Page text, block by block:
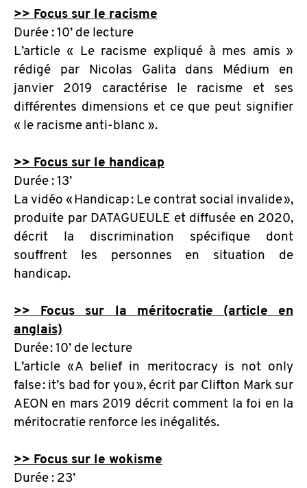
>> Focus sur le racisme
Durée : 10’ de lecture
L’article « Le racisme expliqué à mes amis »
rédigé par Nicolas Galita dans Médium en
janvier 2019 caractérise le racisme et ses
différentes dimensions et ce que peut signifier
« le racisme anti-blanc ».
>> Focus sur le handicap
Durée : 13’
La vidéo « Handicap : Le contrat social invalide »,
produite par DATAGUEULE et diffusée en 2020,
décrit la discrimination spécifique dont
souffrent les personnes en situation de
handicap.
>> Focus sur la méritocratie (article en
anglais)
Durée : 10’ de lecture
L’article « A belief in meritocracy is not only
false : it’s bad for you », écrit par Clifton Mark sur
AEON en mars 2019 décrit comment la foi en la
méritocratie renforce les inégalités.
>> Focus sur le wokisme
Durée : 23’